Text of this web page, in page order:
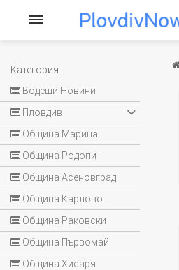
Категория
Водещи Новини
Пловдив
Община Марица
Община Родопи
Община Асеновград
Община Карлово
Община Раковски
Община Първомай
Община Хисаря